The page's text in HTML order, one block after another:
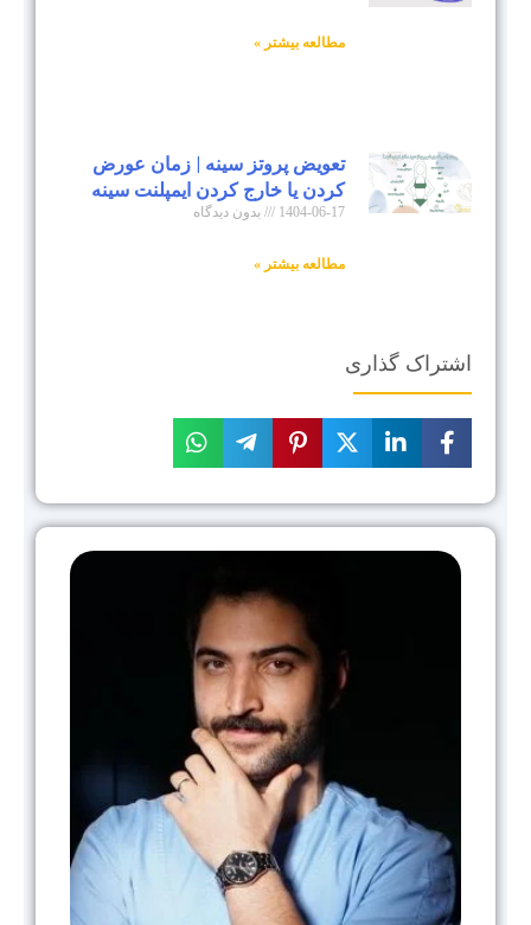
مطالعه بیشتر »
تعویض پروتز سینه | زمان عورض
کردن یا خارج کردن ایمپلنت سینه
1404-06-17 بدون دیدگاه
مطالعه بیشتر »
اشتراک گذاری